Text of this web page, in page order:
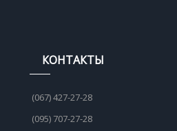
КОНТАКТЫ
(067) 427-27-28
(095) 707-27-28